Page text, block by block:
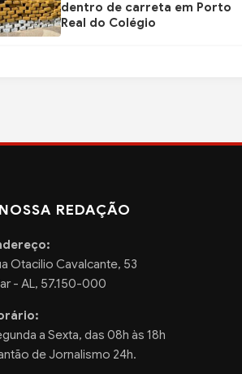
dentro de carreta em Porto
Real do Colégio
NOSSA REDAÇÃO
Otacilio Cavalcante, 53
- AL, 57.150-000
a Sexta, das 08h às 18h
de Jornalismo 24h.